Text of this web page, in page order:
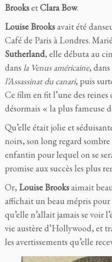
BrooksetClara Bow.
Louise Brooksavait été
Café de Paris à Londres.
Sutherland, elle débuta au
dans la Venus américaine, dans
l’Assassinat du canari, puis
Ce film en fit l’une des reines
désormais « la plus fameuse
Qu’elle était jolie et
noirs, son long regard
enfantin pour lequel on se
promise aux succès les plus
Or, Louise Brooksaimait
affichait un beau mépris
qu’elle n’allait jamais se voir
vie austère d’Hollywood, et
les avertissements qu’elle